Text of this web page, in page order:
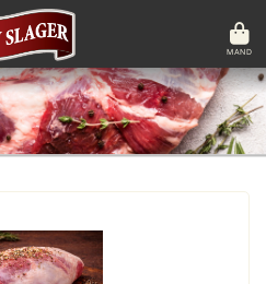
MAND